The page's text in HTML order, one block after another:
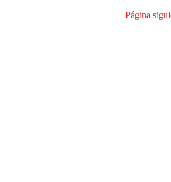
Página